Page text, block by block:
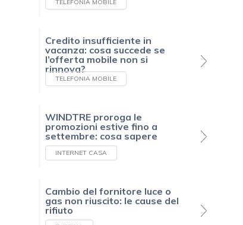
TELEFONIA MOBILE
Credito insufficiente in
vacanza: cosa succede se
l’offerta mobile non si
rinnova?
TELEFONIA MOBILE
WINDTRE proroga le
promozioni estive fino a
settembre: cosa sapere
INTERNET CASA
Cambio del fornitore luce o
gas non riuscito: le cause del
rifiuto